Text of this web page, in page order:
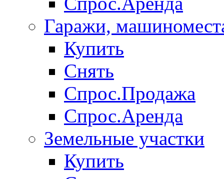
Гаражи,
Купить
Снять
Спрос.Продажа
Спрос.Аренда
Земельные участки
Купить